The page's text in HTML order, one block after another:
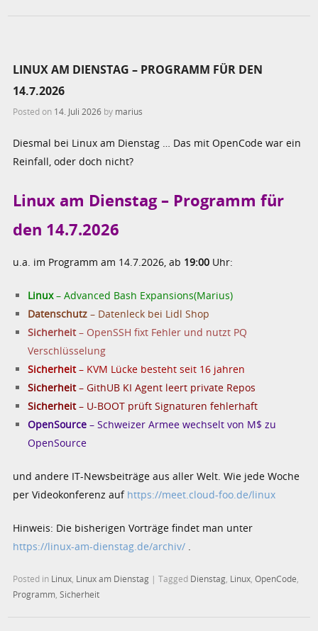
LINUX AM DIENSTAG – PROGRAMM FÜR DEN
14.7.2026
Posted on 14. Juli 2026 by marius
Diesmal bei Linux am Dienstag … Das mit OpenCode war ein
Reinfall, oder doch nicht?
Linux am Dienstag – Programm für
den 14.7.2026
u.a. im Programm am 14.7.2026, ab 19:00 Uhr:
Linux– Advanced Bash Expansions(Marius)
Datenschutz – Datenleck bei Lidl Shop
Sicherheit– OpenSSH fixt Fehler und nutzt PQ
Verschlüsselung
Sicherheit– KVM Lücke besteht seit 16 jahren
Sicherheit– GithUB KI Agent leert private Repos
Sicherheit– U-BOOT prüft Signaturen fehlerhaft
OpenSource – Schweizer Armee wechselt von M$ zu
OpenSource
und andere IT-Newsbeiträge aus aller Welt. Wie jede Woche
per Videokonferenz auf https://meet.cloud-foo.de/linux
Hinweis: Die bisherigen Vorträge findet man unter
https://linux-am-dienstag.de/archiv/ .
Posted in Linux Linux am Dienstag |Tagged Dienstag Linux ,OpenCode
Programm ,Sicherheit